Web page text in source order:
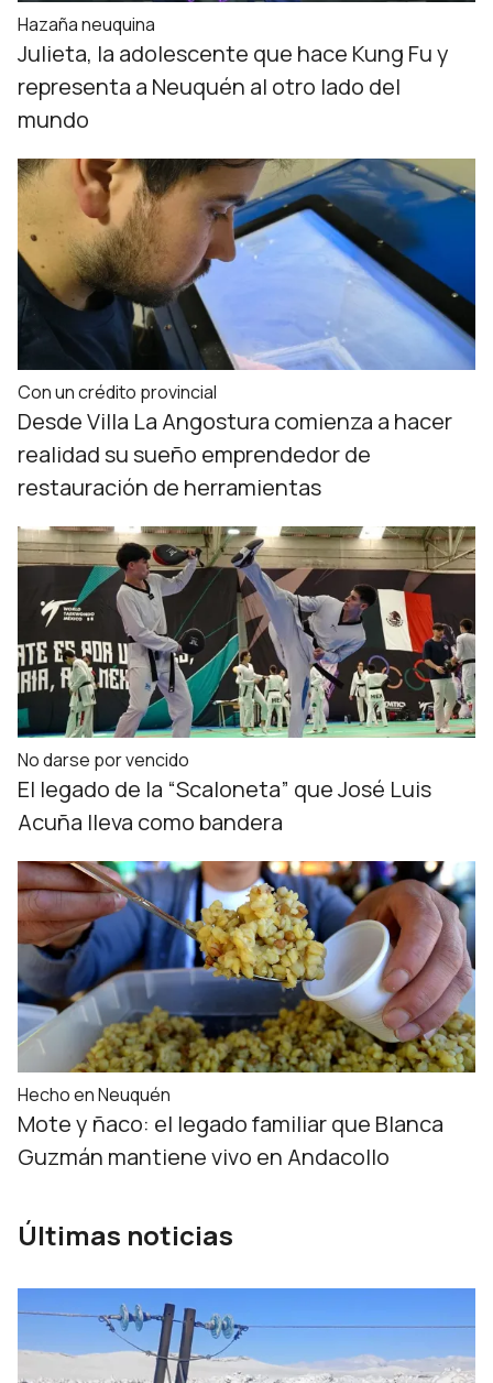
Hazaña neuquina
Julieta, la adolescente que hace Kung Fu y
representa a Neuquén al otro lado del
mundo
Con un crédito provincial
Desde Villa La Angostura comienza a hacer
realidad su sueño emprendedor de
restauración de herramientas
No darse por vencido
El legado de la “Scaloneta” que José Luis
Acuña lleva como bandera
Hecho en Neuquén
Mote y ñaco: el legado familiar que Blanca
Guzmán mantiene vivo en Andacollo
Últimas noticias